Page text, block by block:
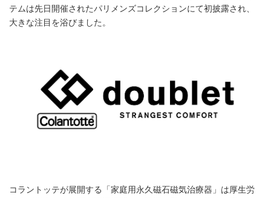
テムは先日開催されたパリメンズコレクションにて初披露され、
大きな注目を浴びました。
コラントッテが展開する「家庭用永久磁石磁気治療器」は厚生労